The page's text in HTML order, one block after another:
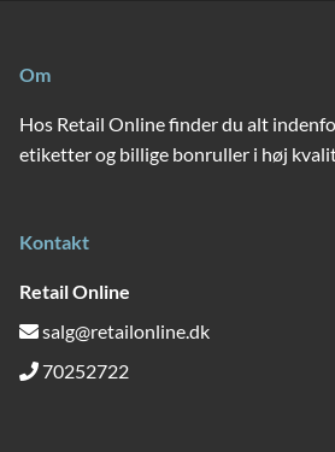
Om
Hos Retail Online finder du alt
etiketter og billige bonruller i høj
Kontakt
Retail Online
salg@retailonline.dk
70252722